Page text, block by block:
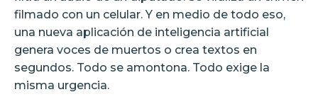
filmado con un celular. Y en medio de todo eso,
una nueva aplicación de inteligencia artificial
genera voces de muertos o crea textos en
segundos. Todo se amontona. Todo exige la
misma urgencia.